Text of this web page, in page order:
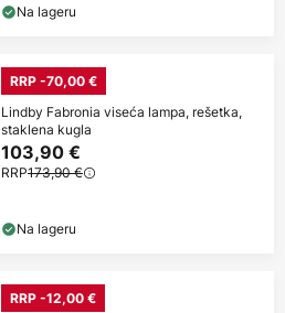
Na lageru
RRP -70,00 €
Lindby Fabronia viseća lampa, rešetka,
staklena kugla
103,90 €
RRP173,90 €
Na lageru
RRP -12,00 €